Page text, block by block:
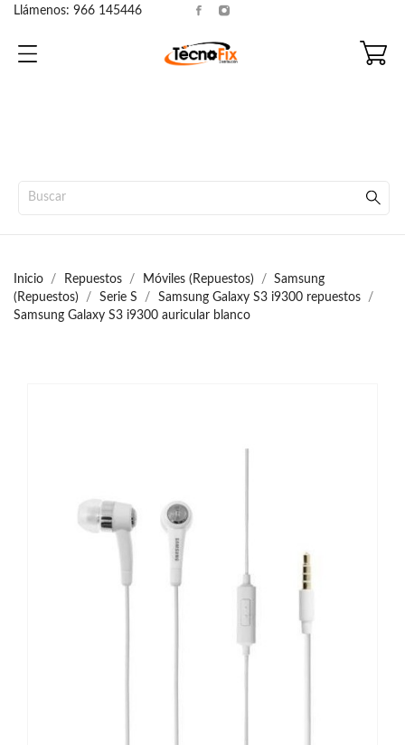
Llámenos: 966 145446
Inicio Repuestos Móviles (Repuestos)
Samsung
(Repuestos)
Serie S
Samsung Galaxy S3 i9300 repuestos
Samsung Galaxy S3 i9300 auricular blanco